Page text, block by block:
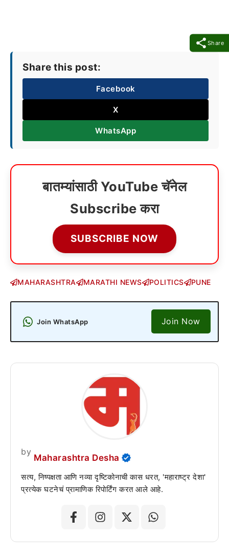
Share
Share this post:
Facebook
X
WhatsApp
बातम्यांसाठी YouTube चॅनेल
Subscribe करा
SUBSCRIBE NOW
MAHARASHTRA MARATHI NEWS POLITICS PUNE
Join WhatsApp Join Now
by
Maharashtra Desha
सत्य, निष्पक्षता आणि नव्या दृष्टिकोनाची कास धरत, 'महाराष्ट्र देशा'
प्रत्येक घटनेचं प्रामाणिक रिपोर्टिंग करत आले आहे.